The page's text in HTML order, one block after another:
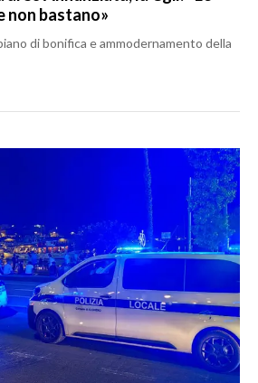
non bastano»
di bonifica e ammodernamento della